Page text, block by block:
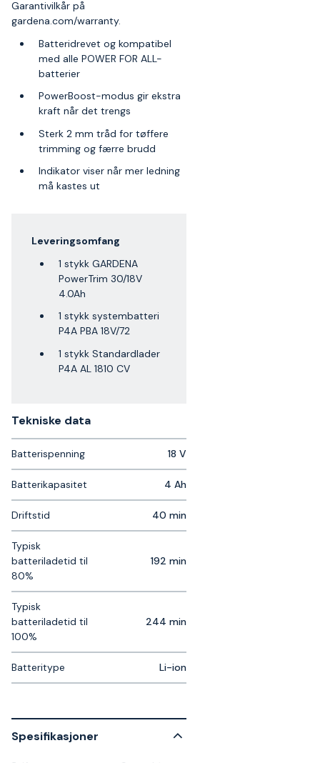
Garantivilkår på
gardena.com/warranty.
Batteridrevet og kompatibel
med alle POWER FOR ALL-
batterier
PowerBoost-modus gir ekstra
kraft når det trengs
Sterk 2 mm tråd for tøffere
trimming og færre brudd
Indikator viser når mer ledning
må kastes ut
Leveringsomfang
1 stykk GARDENA
PowerTrim 30/18V
4.0Ah
1 stykk systembatteri
P4A PBA 18V/72
1 stykk Standardlader
P4A AL 1810 CV
Tekniske data​
Batterispenning 18 V
Batterikapasitet 4 Ah
Driftstid 40 min
Typisk
batteriladetid til
80%
192 min
Typisk
batteriladetid til
100%
244 min
Batteritype Li-ion
Spesifikasjoner